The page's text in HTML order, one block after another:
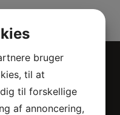
bruger
til at
til forskellige
af annoncering,